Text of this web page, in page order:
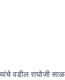
वडील राघोजी